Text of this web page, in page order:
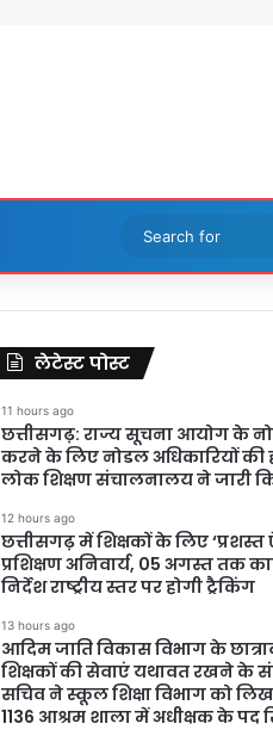
लेटेस्ट पोस्ट
11 hours ago
छत्तीसगढ़: राज्य सूचना आयोग के
करने के लिए नोडल अधिकारियों की
लोक शिक्षण संचालनालय ने जारी
12 hours ago
छत्तीसगढ़ में शिक्षकों के लिए ‘प्रशस्त
प्रशिक्षण अनिवार्य, 05 अगस्त तक
निर्देश राष्ट्रीय स्तर पर होगी ट्रैकिंग
13 hours ago
आदिम जाति विकास विभाग के
शिक्षकों की सेवाएं यथावत रखने के
सचिव ने स्कूल शिक्षा विभाग को
1136 आश्रम शाला में अधीक्षक के पद